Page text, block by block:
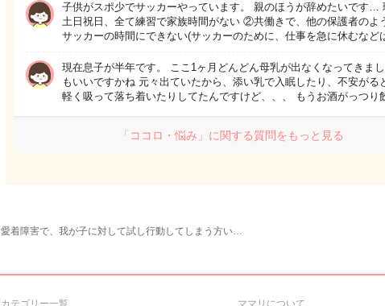
子供がスポ少でサッカーやっています。 親のほうが辞めたいです
土日祝日、全て練習で家族時間がない ②共働きで、他の保護者のよ
サッカーの時間にできない(サッカーのために、仕事を急に休むな
現在息子が半年です。 ここ1ヶ月どんどん母乳が出なくなってきま
もいいですかね 元々出ていたから、添い乳で入眠したり、不安がる
軽く吸って落ち着いたりしてたんですけど、、、 もうお酒がっつ
「ココロ・悩み」に関する質問をもっと見る
愛着障害で、我が子に対して試し行動してしまう方い…
カテゴリー一覧
ママリについて